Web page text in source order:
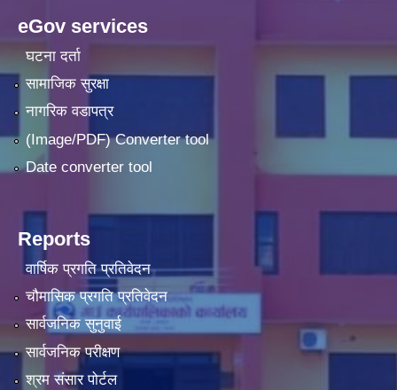
eGov services
घटना दर्ता
सामाजिक सुरक्षा
नागरिक वडापत्र
(Image/PDF) Converter tool
Date converter tool
Reports
वार्षिक प्रगति प्रतिवेदन
चौमासिक प्रगति प्रतिवेदन
सार्वजनिक सुनुवाई
सार्वजनिक परीक्षण
श्रम संसार पोर्टल